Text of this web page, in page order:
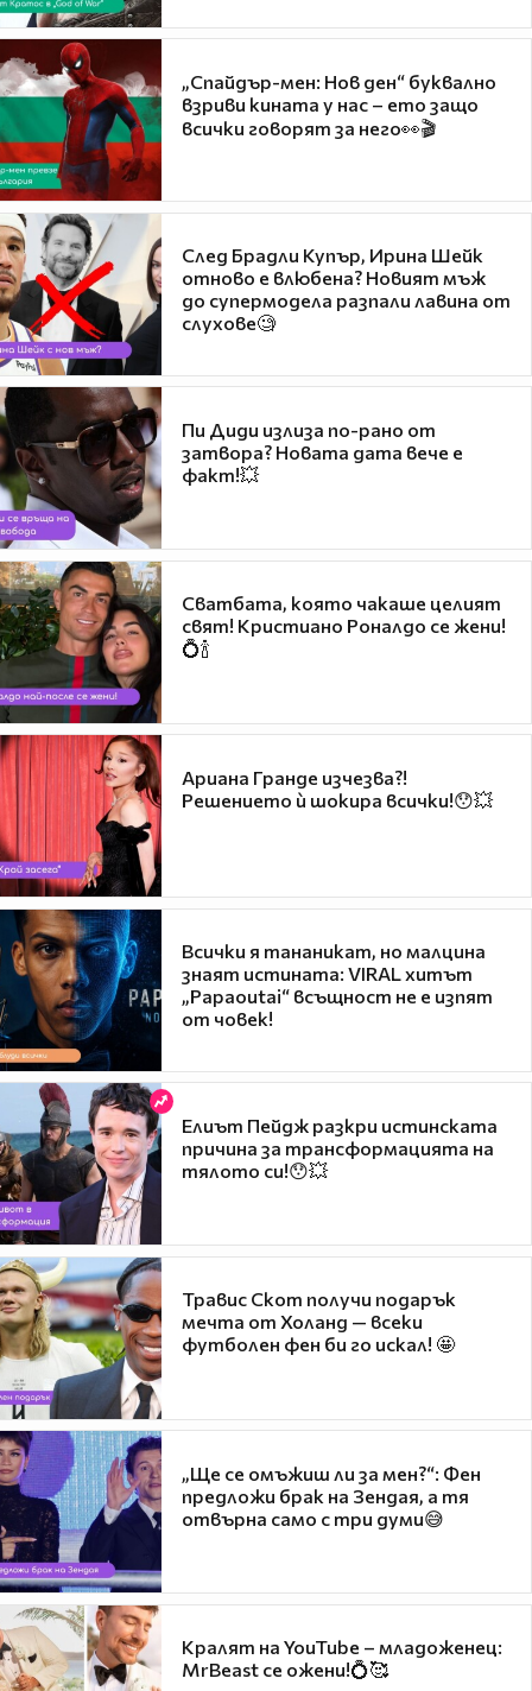
„Спайдър-мен: Нов ден“ буквално
взриви кината у нас – ето защо
всички говорят за него👀🎬
След Брадли Купър, Ирина Шейк
отново е влюбена? Новият мъж
до супермодела разпали лавина от
слухове🧐
Пи Диди излиза по-рано от
затвора? Новата дата вече е
факт!💥
Сватбата, която чакаше целият
свят! Кристиано Роналдо се жени!
💍🍾
Ариана Гранде изчезва?!
Решението ѝ шокира всички!😯💥
Всички я тананикат, но малцина
знаят истината: VIRAL хитът
„Papaoutai“ всъщност не е изпят
от човек!
Елиът Пейдж разкри истинската
причина за трансформацията на
тялото си!😯💥
Травис Скот получи подарък
мечта от Холанд — всеки
футболен фен би го искал! 🤩
„Ще се омъжиш ли за мен?“: Фен
предложи брак на Зендая, а тя
отвърна само с три думи😅
Кралят на YouTube – младоженец:
MrBeast се ожени!💍🥰